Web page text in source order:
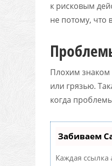
к рисковым
не потому, что
Плохим знаком
или грязью.
когда
Забиваем
Каждая ссылка